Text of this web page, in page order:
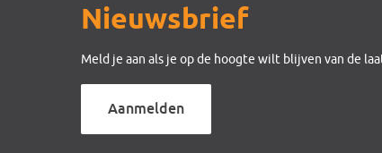
Nieuwsbrief
Meld je aan als je op de hoogte wilt blijven van de
Aanmelden